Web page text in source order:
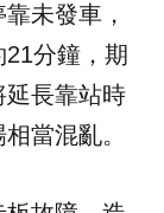
未發車，
分鐘，期
延長靠站時
當混亂。